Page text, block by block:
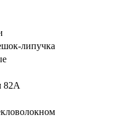
липучка
82A